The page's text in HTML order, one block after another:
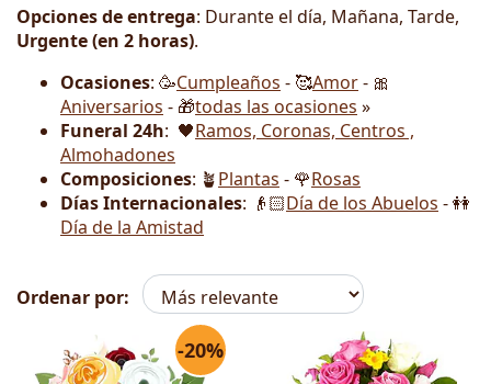
Llámanos
Opciones de entrega: Durante el día, Mañana, Tarde,
Urgente (en 2 horas).
Ocasiones: 🥳Cumpleaños - 🥰Amor- 🎀
Aniversarios - 🎁todas las ocasiones »
Funeral 24h: 🖤Ramos, Coronas, Centros ,
Almohadones
Composiciones: 🪴Plantas - 🌹Rosas
Días Internacionales: 👴🏻Día de los Abuelos - 👭
Día de la Amistad
Ordenar por:
Flores -20%